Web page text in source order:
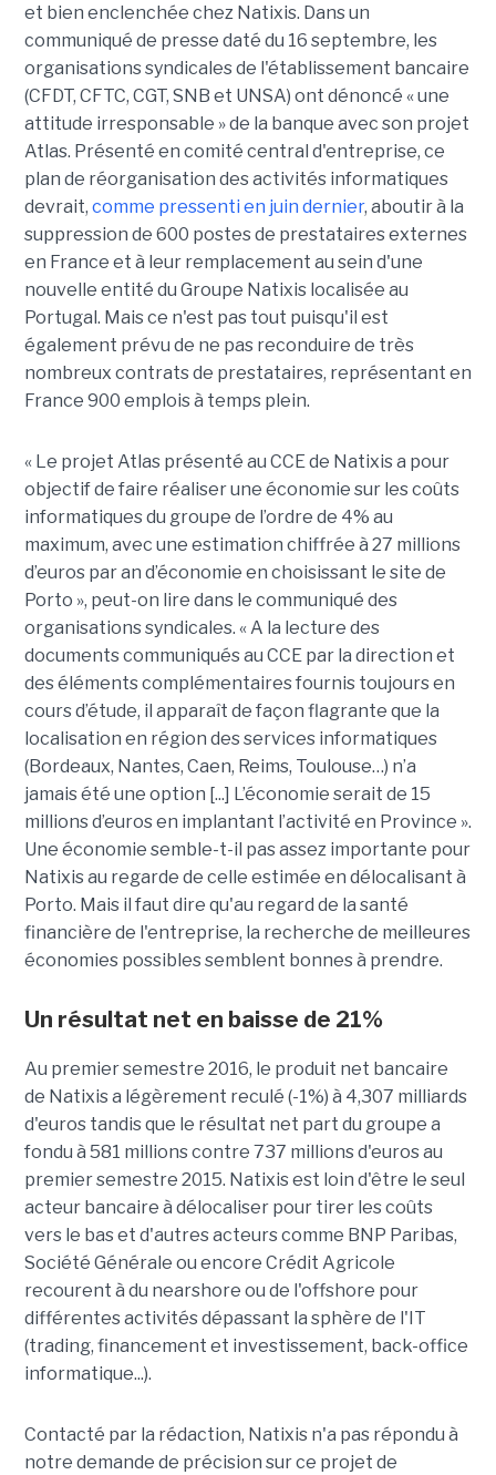
et bien enclenchée chez Natixis. Dans un
communiqué de presse daté du 16 septembre, les
organisations syndicales de l'établissement bancaire
(CFDT, CFTC, CGT, SNB et UNSA) ont dénoncé « une
attitude irresponsable » de la banque avec son projet
Atlas. Présenté en comité central d'entreprise, ce
plan de réorganisation des activités informatiques
devrait, comme pressenti en juin dernier, aboutir à la
suppression de 600 postes de prestataires externes
en France et à leur remplacement au sein d'une
nouvelle entité du Groupe Natixis localisée au
Portugal. Mais ce n'est pas tout puisqu'il est
également prévu de ne pas reconduire de très
nombreux contrats de prestataires, représentant en
France 900 emplois à temps plein.
« Le projet Atlas présenté au CCE de Natixis a pour
objectif de faire réaliser une économie sur les coûts
informatiques du groupe de l’ordre de 4% au
maximum, avec une estimation chiffrée à 27 millions
d’euros par an d’économie en choisissant le site de
Porto », peut-on lire dans le communiqué des
organisations syndicales. « A la lecture des
documents communiqués au CCE par la direction et
des éléments complémentaires fournis toujours en
cours d’étude, il apparaît de façon flagrante que la
localisation en région des services informatiques
(Bordeaux, Nantes, Caen, Reims, Toulouse…) n’a
jamais été une option [...] L’économie serait de 15
millions d’euros en implantant l’activité en Province ».
Une économie semble-t-il pas assez importante pour
Natixis au regarde de celle estimée en délocalisant à
Porto. Mais il faut dire qu'au regard de la santé
financière de l'entreprise, la recherche de meilleures
économies possibles semblent bonnes à prendre.
Un résultat net en baisse de 21%
Au premier semestre 2016, le produit net bancaire
de Natixis a légèrement reculé (-1%) à 4,307 milliards
d'euros tandis que le résultat net part du groupe a
fondu à 581 millions contre 737 millions d'euros au
premier semestre 2015. Natixis est loin d'être le seul
acteur bancaire à délocaliser pour tirer les coûts
vers le bas et d'autres acteurs comme BNP Paribas,
Société Générale ou encore Crédit Agricole
recourent à du nearshore ou de l'offshore pour
différentes activités dépassant la sphère de l'IT
(trading, financement et investissement, back-office
informatique...).
Contacté par la rédaction, Natixis n'a pas répondu à
notre demande de précision sur ce projet de